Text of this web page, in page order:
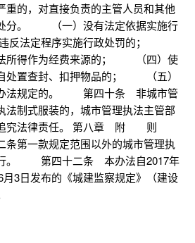
重的，对直接负责的主管人员和其他
分。 （一）没有法定依据实施行
法定程序实施行政处罚的；
法所得作为经费来源的； （四）使
处置查封、扣押物品的； （五）
办法规定的。 第四十条 非城市管
法制式服装的，城市管理执法主管部
追究法律责任。 第八章 附 则
第一款规定范围以外的城市管理执
行。 第四十二条 本办法自2017年
3日发布的《城建监察规定》（建设